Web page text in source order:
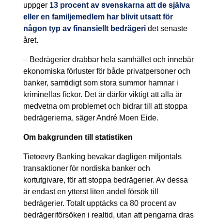
uppger 13 procent av svenskarna att de själva
eller en familjemedlem har blivit utsatt för
någon typ av finansiellt bedrägeri det senaste
året.
– Bedrägerier drabbar hela samhället och innebär
ekonomiska förluster för både privatpersoner och
banker, samtidigt som stora summor hamnar i
kriminellas fickor. Det är därför viktigt att alla är
medvetna om problemet och bidrar till att stoppa
bedrägerierna, säger André Moen Eide.
Om bakgrunden till statistiken
Tietoevry Banking bevakar dagligen miljontals
transaktioner för nordiska banker och
kortutgivare, för att stoppa bedrägerier. Av dessa
är endast en ytterst liten andel försök till
bedrägerier. Totalt upptäcks ca 80 procent av
bedrägeriförsöken i realtid, utan att pengarna dras